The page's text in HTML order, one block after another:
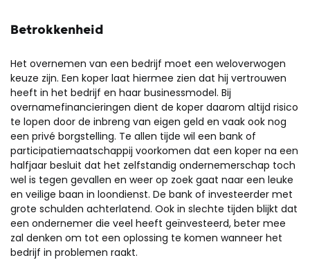
Betrokkenheid
Het overnemen van een bedrijf moet een weloverwogen
keuze zijn. Een koper laat hiermee zien dat hij vertrouwen
heeft in het bedrijf en haar businessmodel. Bij
overnamefinancieringen dient de koper daarom altijd risico
te lopen door de inbreng van eigen geld en vaak ook nog
een privé borgstelling. Te allen tijde wil een bank of
participatiemaatschappij voorkomen dat een koper na een
halfjaar besluit dat het zelfstandig ondernemerschap toch
wel is tegen gevallen en weer op zoek gaat naar een leuke
en veilige baan in loondienst. De bank of investeerder met
grote schulden achterlatend. Ook in slechte tijden blijkt dat
een ondernemer die veel heeft geïnvesteerd, beter mee
zal denken om tot een oplossing te komen wanneer het
bedrijf in problemen raakt.